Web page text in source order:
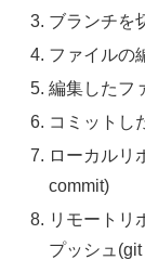
ブランチを
ファイルの
編集したフ
コミットし
ローカルリ
commit)
リモートリ
プッシュ